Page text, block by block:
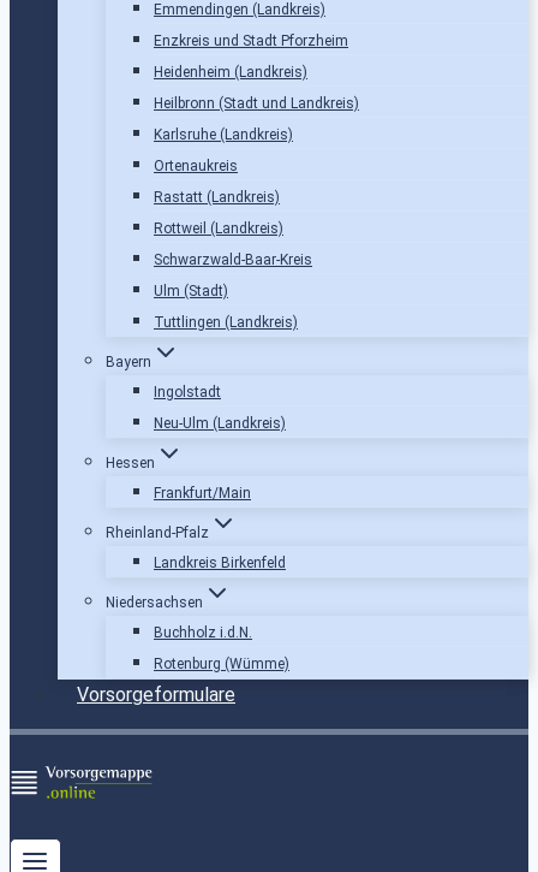
Emmendingen (Landkreis)
Enzkreis und Stadt Pforzheim
Heidenheim (Landkreis)
Heilbronn (Stadt und Landkreis)
Karlsruhe (Landkreis)
Ortenaukreis
Rastatt (Landkreis)
Rottweil (Landkreis)
Schwarzwald-Baar-Kreis
Ulm (Stadt)
Tuttlingen (Landkreis)
Bayern
Ingolstadt
Neu-Ulm (Landkreis)
Hessen
Frankfurt/Main
Rheinland-Pfalz
Landkreis Birkenfeld
Niedersachsen
Buchholz i.d.N.
Rotenburg (Wümme)
Vorsorgeformulare